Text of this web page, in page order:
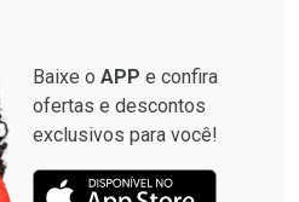
Baixe o APP e confira
ofertas e descontos
exclusivos para você!